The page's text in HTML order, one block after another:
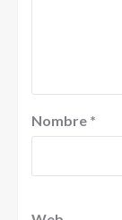
Nombre *